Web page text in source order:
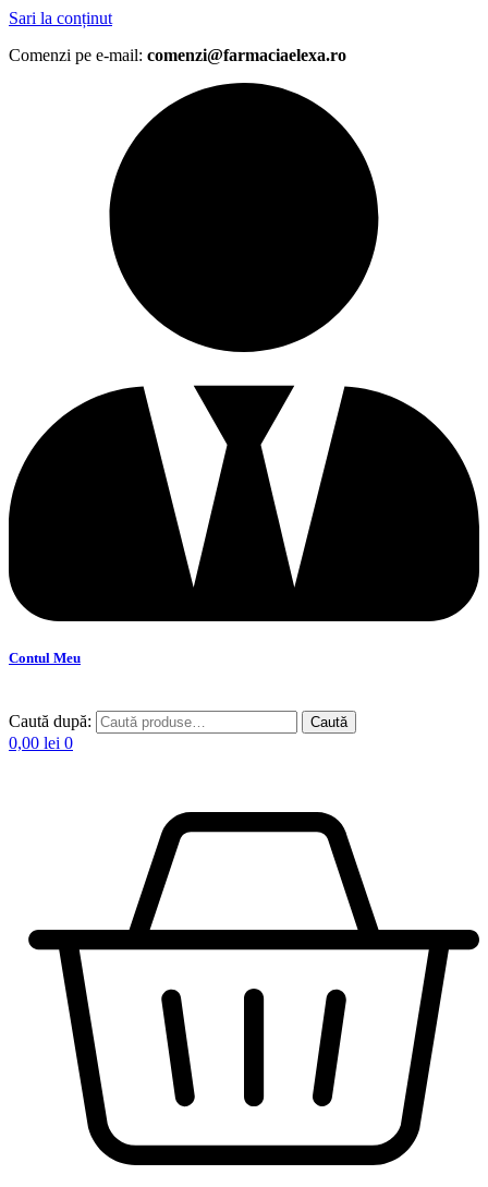
Sari la conținut
Comenzi pe e-mail: comenzi@farmaciaelexa.ro
Contul Meu
Caută după: Caută
0,00 lei 0